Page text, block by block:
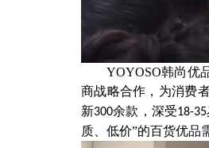
YOYOSO韩尚优
商战略合作，为消费
新300余款，深受18-35
质、低价”的百货优品